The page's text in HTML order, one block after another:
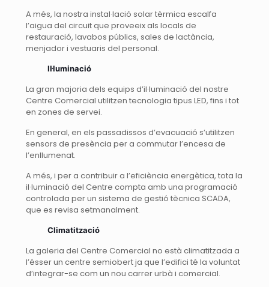
A més, la nostra instal·lació solar tèrmica escalfa
l’aigua del circuit que proveeix als locals de
restauració, lavabos públics, sales de lactància,
menjador i vestuaris del personal.
Illuminació
La gran majoria dels equips d’il·luminació del nostre
Centre Comercial utilitzen tecnologia tipus LED, fins i tot
en zones de servei.
En general, en els passadissos d’evacuació s’utilitzen
sensors de presència per a commutar l’encesa de
l’enllumenat.
A més, i per a contribuir a l’eficiència energètica, tota la
il·luminació del Centre compta amb una programació
controlada per un sistema de gestió tècnica SCADA,
que es revisa setmanalment.
Climatització
La galeria del Centre Comercial no està climatitzada a
l’ésser un centre semiobert ja que l’edifici té la voluntat
d’integrar-se com un nou carrer urbà i comercial.